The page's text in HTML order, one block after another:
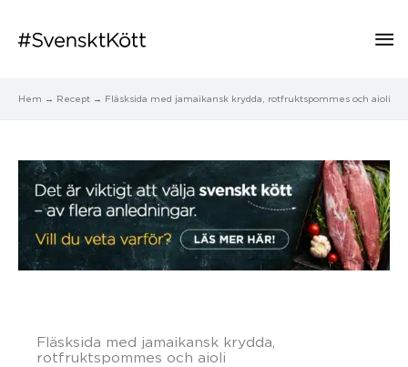
Hem Recept Fläsksida med jamaikansk krydda, rotfruktspommes och aioli
Fläsksida med jamaikansk krydda,
rotfruktspommes och aioli